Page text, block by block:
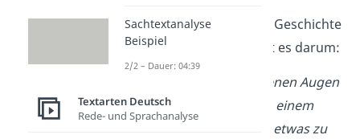
In unserem spannende Geschichte
schreiben-
geht es darum:
Du hast einmal mit eigenen Augen
gesehen, wie jemand in einem
Kaufhaus versucht hat, etwas zu
Sachtextanalyse
Beispiel
2/2 – Dauer: 04:39
Textarten Deutsch
Rede- und Sprachanalyse